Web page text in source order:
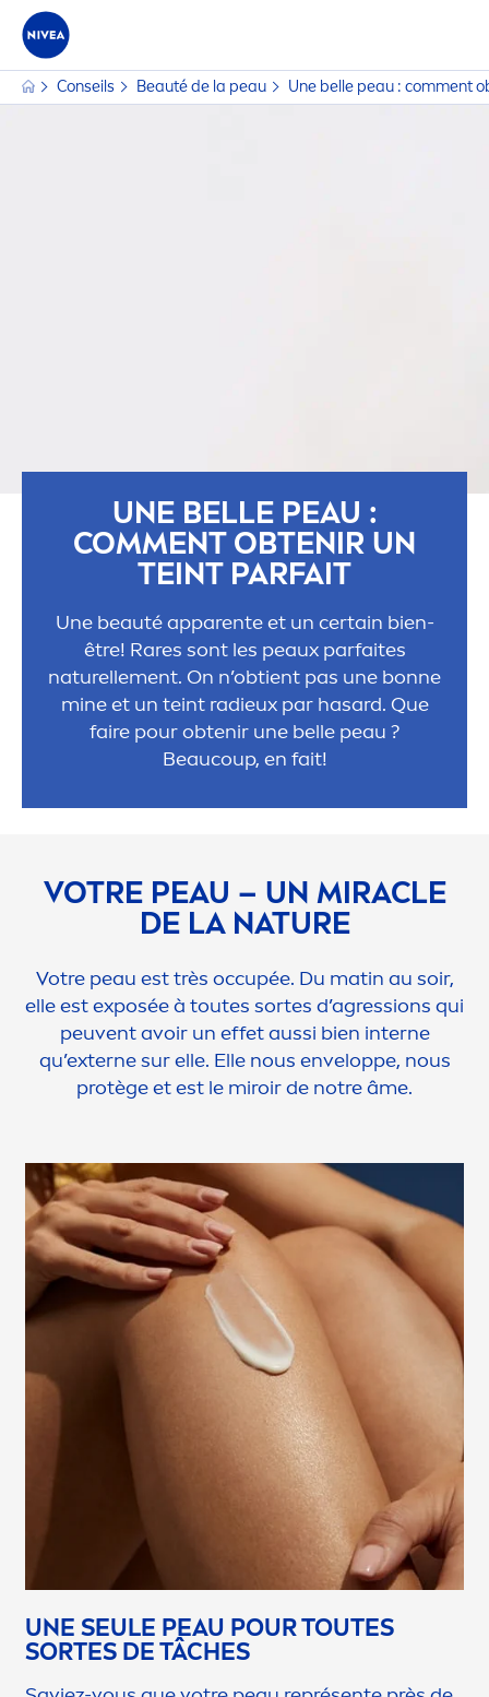
Conseils Beauté de la peau Une belle peau : comment
UNE BELLE PEAU :
COMMENT OBTENIR UN
TEINT PARFAIT
Une beauté apparente et un certain bien-
être! Rares sont les peaux parfaites
naturellement. On n’obtient pas une bonne
mine et un teint radieux par hasard. Que
faire pour obtenir une belle peau ?
Beaucoup, en fait!
VOTRE PEAU – UN MIRACLE
DE LA NATURE
Votre peau est très occupée. Du matin au soir,
elle est exposée à toutes sortes d’agressions qui
peuvent avoir un effet aussi bien interne
qu’externe sur elle. Elle nous enveloppe, nous
protège et est le miroir de notre âme.
UNE SEULE PEAU POUR TOUTES
SORTES DE TÂCHES